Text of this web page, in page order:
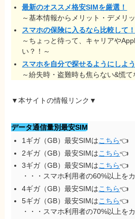
最新のオススメ格安SIMを厳選！
～基本情報からメリット・デメリ
スマホの保険に入るなら比較して！
～ちょっと待って、キャリアや
い？！～
スマホを自分で探せるようにしよう
～紛失時・盗難時も焦らない&慌
▼本サイトの情報リンク▼
データ通信量別最安SIM
1ギガ（GB）最安SIMはこちら👈
2ギガ（GB）最安SIMはこちら👈
3ギガ（GB）最安SIMはこちら👈
・・・スマホ利用者の60%以上を
4ギガ（GB）最安SIMはこちら👈
5ギガ（GB）最安SIMはこちら👈
・・・スマホ利用者の70%以上を